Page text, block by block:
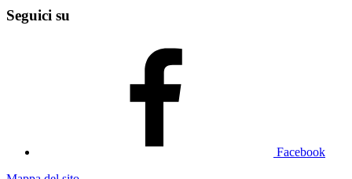
Seguici su
Facebook